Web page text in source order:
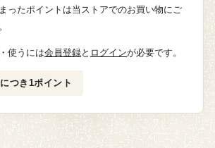
ったポイントは当ストアでのお買い物にご
使うには会員登録と ログインが必要です。
つき1ポイント